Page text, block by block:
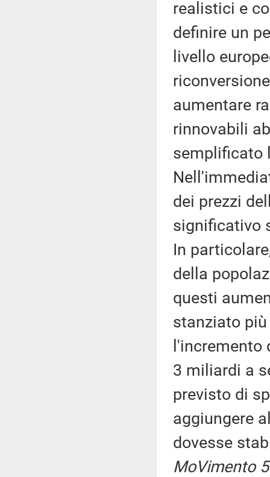
realistici e
definire un
livello
aumentare
rinnovabili
semplificato
dei prezzi
significativo
In
della
questi
stanziato
3 miliardi a
previsto di
aggiungere
dovesse
MoVimento